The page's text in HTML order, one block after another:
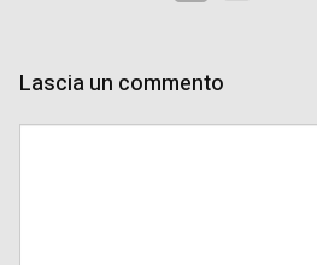
Lascia un commento